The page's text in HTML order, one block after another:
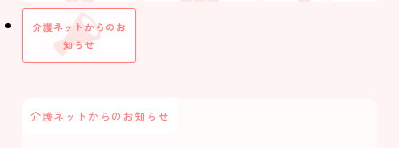
職場体験・インターンシップ
キャリアパス
介護ネットからのお
知らせ
介護ネットからのお知らせ